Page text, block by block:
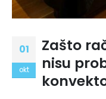
01
okt
Zašto
nisu